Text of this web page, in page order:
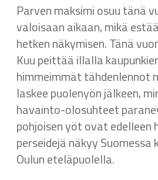
Parven maksimi osuu tänä
valoisaan aikaan, mikä
hetken näkymisen. Tänä
Kuu peittää illalla
himmeimmät tähdenlennot
laskee puolenyön jälkeen,
havainto-olosuhteet
pohjoisen yöt ovat edelleen
perseidejä näkyy
Oulun eteläpuolella.